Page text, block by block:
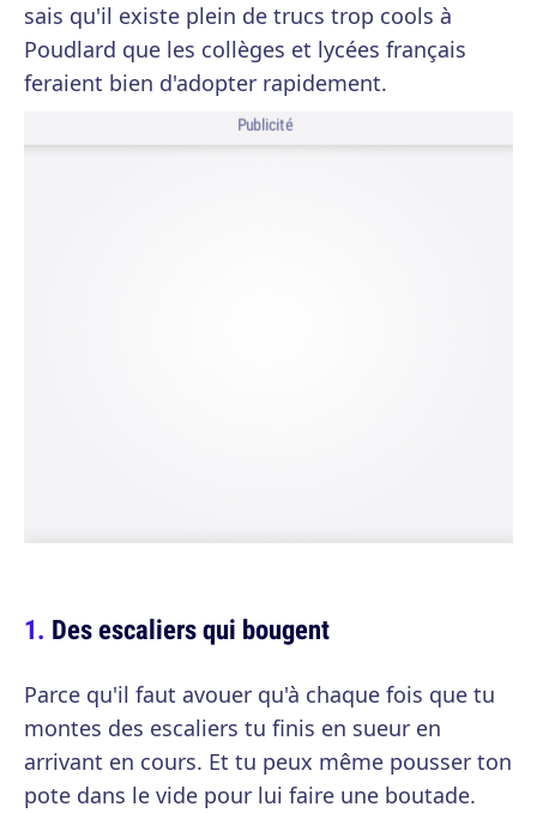
sais qu'il existe plein de trucs trop cools à
Poudlard que les collèges et lycées français
feraient bien d'adopter rapidement.
Publicité
Des escaliers qui bougent
Parce qu'il faut avouer qu'à chaque fois que tu
montes des escaliers tu finis en sueur en
arrivant en cours. Et tu peux même pousser ton
pote dans le vide pour lui faire une boutade.